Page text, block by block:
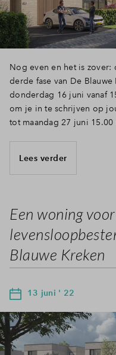
Nog even en het is
derde fase van De
donderdag 16 juni vanaf
om je in te schrijven op
tot maandag 27 juni 15.00
Lees verder
Een woning
Blauwe Kreken
13 juni ' 22